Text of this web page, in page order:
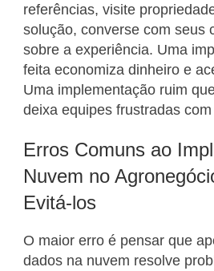
referências, visite
solução, converse com seus
sobre a experiência. Uma
feita economiza dinheiro e
Uma implementação ruim
deixa equipes frustradas
Erros Comuns ao
Nuvem no
Evitá-los
O maior erro é pensar que
dados na nuvem resolve